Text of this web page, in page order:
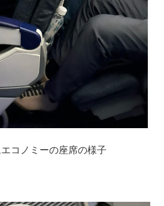
コノミーの座席の様子